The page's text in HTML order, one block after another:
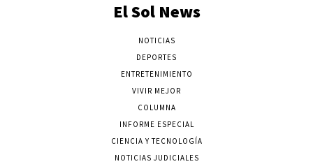
El Sol News
NOTICIAS
DEPORTES
ENTRETENIMIENTO
VIVIR MEJOR
COLUMNA
INFORME ESPECIAL
CIENCIA Y TECNOLOGÍA
NOTICIAS JUDICIALES